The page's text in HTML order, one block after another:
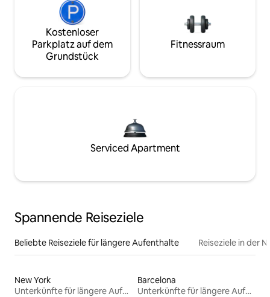
Kostenloser
Parkplatz auf dem
Grundstück
Fitnessraum
Serviced Apartment
Spannende Reiseziele
Beliebte Reiseziele für längere Aufenthalte Reiseziele in der
New York
Unterkünfte für längere Aufenthalte
Barcelona
Unterkünfte für längere Aufenthalte